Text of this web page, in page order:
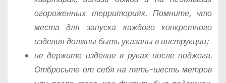
огороженных территориях. Помните, что
места для запуска каждого конкретного
изделия должны быть указаны в инструкции;
не держите изделие в руках после поджога.
Отбросьте от себя на пять-шесть метров